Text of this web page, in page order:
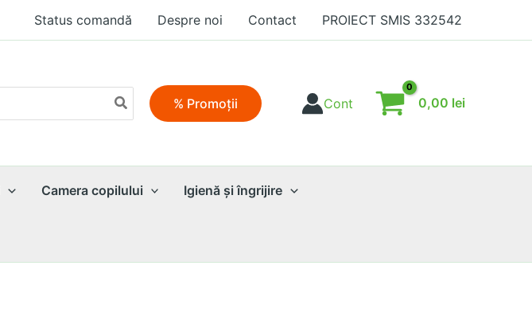
Status comandă Despre noi Contact PROIECT SMIS 332542
% Promoţii Cont 0,00 lei
Camera copilului Igienă şi îngrijire